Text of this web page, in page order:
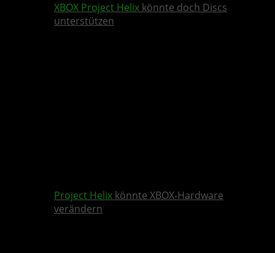
XBOX Project Helix könnte doch Discs
unterstützen
Project Helix könnte XBOX-Hardware
verändern